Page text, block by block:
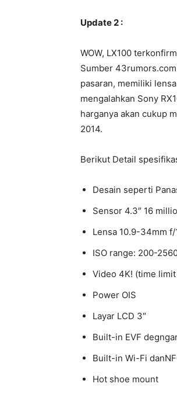
Update 2 :
WOW, LX100
Sumber
pasaran, memiliki
mengalahkan Sony
harganya akan cukup
2014.
Berikut Detail
Desain seperti
Sensor 4.3″ 16
Lensa 10.9-34mm
ISO range: 200-
Video 4K! (time
Power OIS
Layar LCD 3″
Built-in EVF
Built-in Wi-Fi
Hot shoe mount